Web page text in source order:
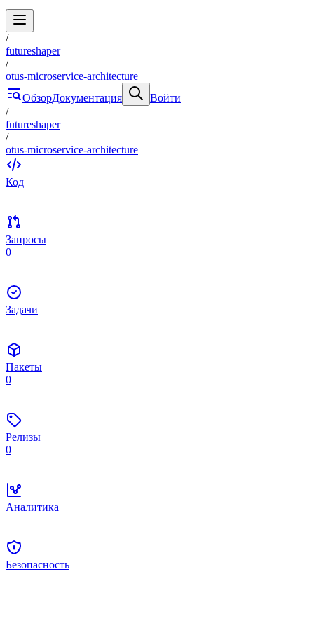
/
futureshaper
/
otus-microservice-architecture
ОбзорДокументация
Войти
/
futureshaper
/
otus-microservice-architecture
Код
Запросы
0
Задачи
Пакеты
0
Релизы
0
Аналитика
Безопасность